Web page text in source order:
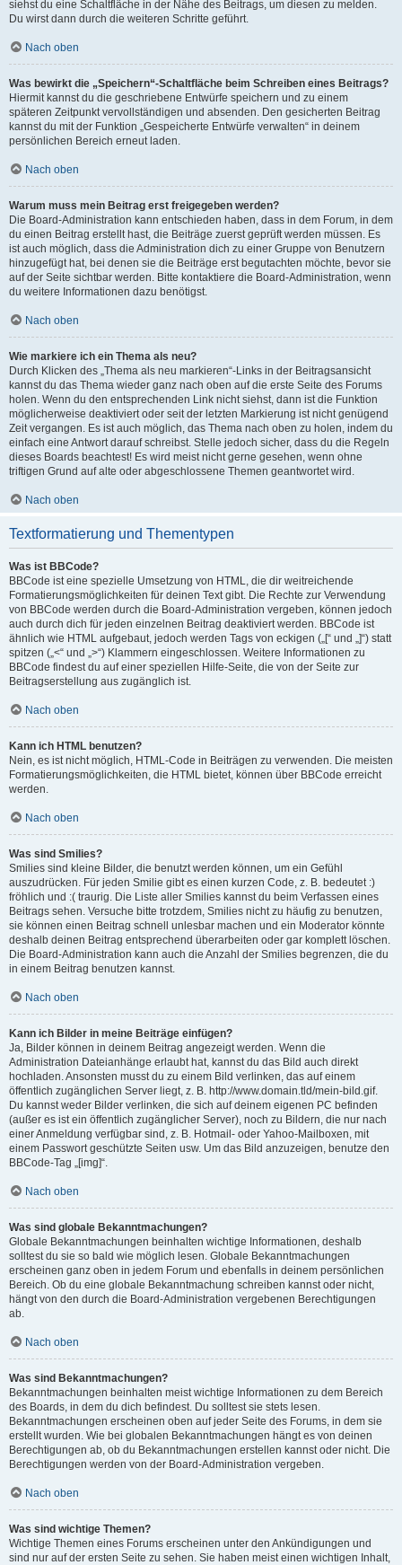
siehst du eine Schaltfläche in der Nähe des Beitrags, um diesen zu melden.
Du wirst dann durch die weiteren Schritte geführt.
Nach oben
Was bewirkt die „Speichern“-Schaltfläche beim Schreiben eines Beitrags?
Hiermit kannst du die geschriebene Entwürfe speichern und zu einem
späteren Zeitpunkt vervollständigen und absenden. Den gesicherten Beitrag
kannst du mit der Funktion „Gespeicherte Entwürfe verwalten“ in deinem
persönlichen Bereich erneut laden.
Nach oben
Warum muss mein Beitrag erst freigegeben werden?
Die Board-Administration kann entschieden haben, dass in dem Forum, in dem
du einen Beitrag erstellt hast, die Beiträge zuerst geprüft werden müssen. Es
ist auch möglich, dass die Administration dich zu einer Gruppe von Benutzern
hinzugefügt hat, bei denen sie die Beiträge erst begutachten möchte, bevor sie
auf der Seite sichtbar werden. Bitte kontaktiere die Board-Administration, wenn
du weitere Informationen dazu benötigst.
Nach oben
Wie markiere ich ein Thema als neu?
Durch Klicken des „Thema als neu markieren“-Links in der Beitragsansicht
kannst du das Thema wieder ganz nach oben auf die erste Seite des Forums
holen. Wenn du den entsprechenden Link nicht siehst, dann ist die Funktion
möglicherweise deaktiviert oder seit der letzten Markierung ist nicht genügend
Zeit vergangen. Es ist auch möglich, das Thema nach oben zu holen, indem du
einfach eine Antwort darauf schreibst. Stelle jedoch sicher, dass du die Regeln
dieses Boards beachtest! Es wird meist nicht gerne gesehen, wenn ohne
triftigen Grund auf alte oder abgeschlossene Themen geantwortet wird.
Nach oben
Textformatierung und Thementypen
Was ist BBCode?
BBCode ist eine spezielle Umsetzung von HTML, die dir weitreichende
Formatierungsmöglichkeiten für deinen Text gibt. Die Rechte zur Verwendung
von BBCode werden durch die Board-Administration vergeben, können jedoch
auch durch dich für jeden einzelnen Beitrag deaktiviert werden. BBCode ist
ähnlich wie HTML aufgebaut, jedoch werden Tags von eckigen („[“ und „]“) statt
spitzen („<“ und „>“) Klammern eingeschlossen. Weitere Informationen zu
BBCode findest du auf einer speziellen Hilfe-Seite, die von der Seite zur
Beitragserstellung aus zugänglich ist.
Nach oben
Kann ich HTML benutzen?
Nein, es ist nicht möglich, HTML-Code in Beiträgen zu verwenden. Die meisten
Formatierungsmöglichkeiten, die HTML bietet, können über BBCode erreicht
werden.
Nach oben
Was sind Smilies?
Smilies sind kleine Bilder, die benutzt werden können, um ein Gefühl
auszudrücken. Für jeden Smilie gibt es einen kurzen Code, z. B. bedeutet :)
fröhlich und :( traurig. Die Liste aller Smilies kannst du beim Verfassen eines
Beitrags sehen. Versuche bitte trotzdem, Smilies nicht zu häufig zu benutzen,
sie können einen Beitrag schnell unlesbar machen und ein Moderator könnte
deshalb deinen Beitrag entsprechend überarbeiten oder gar komplett löschen.
Die Board-Administration kann auch die Anzahl der Smilies begrenzen, die du
in einem Beitrag benutzen kannst.
Nach oben
Kann ich Bilder in meine Beiträge einfügen?
Ja, Bilder können in deinem Beitrag angezeigt werden. Wenn die
Administration Dateianhänge erlaubt hat, kannst du das Bild auch direkt
hochladen. Ansonsten musst du zu einem Bild verlinken, das auf einem
öffentlich zugänglichen Server liegt, z. B. http://www.domain.tld/mein-bild.gif.
Du kannst weder Bilder verlinken, die sich auf deinem eigenen PC befinden
(außer es ist ein öffentlich zugänglicher Server), noch zu Bildern, die nur nach
einer Anmeldung verfügbar sind, z. B. Hotmail- oder Yahoo-Mailboxen, mit
einem Passwort geschützte Seiten usw. Um das Bild anzuzeigen, benutze den
BBCode-Tag „[img]“.
Nach oben
Was sind globale Bekanntmachungen?
Globale Bekanntmachungen beinhalten wichtige Informationen, deshalb
solltest du sie so bald wie möglich lesen. Globale Bekanntmachungen
erscheinen ganz oben in jedem Forum und ebenfalls in deinem persönlichen
Bereich. Ob du eine globale Bekanntmachung schreiben kannst oder nicht,
hängt von den durch die Board-Administration vergebenen Berechtigungen
ab.
Nach oben
Was sind Bekanntmachungen?
Bekanntmachungen beinhalten meist wichtige Informationen zu dem Bereich
des Boards, in dem du dich befindest. Du solltest sie stets lesen.
Bekanntmachungen erscheinen oben auf jeder Seite des Forums, in dem sie
erstellt wurden. Wie bei globalen Bekanntmachungen hängt es von deinen
Berechtigungen ab, ob du Bekanntmachungen erstellen kannst oder nicht. Die
Berechtigungen werden von der Board-Administration vergeben.
Nach oben
Was sind wichtige Themen?
Wichtige Themen eines Forums erscheinen unter den Ankündigungen und
sind nur auf der ersten Seite zu sehen. Sie haben meist einen wichtigen Inhalt,